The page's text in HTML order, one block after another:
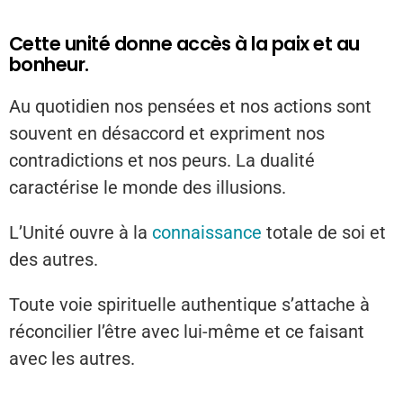
Cette unité donne accès à la paix et au
bonheur.
Au quotidien nos pensées et nos actions sont
souvent en désaccord et expriment nos
contradictions et nos peurs. La dualité
caractérise le monde des illusions.
L’Unité ouvre à la connaissance totale de soi et
des autres.
Toute voie spirituelle authentique s’attache à
réconcilier l’être avec lui-même et ce faisant
avec les autres.